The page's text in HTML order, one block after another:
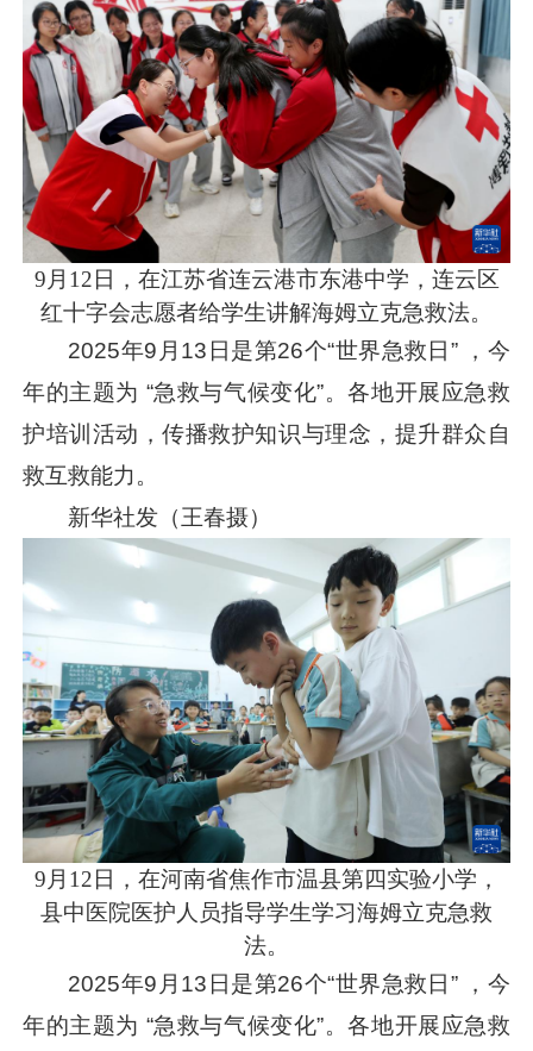
9月12日，在江苏省连云港市东港中学，连云区
红十字会志愿者给学生讲解海姆立克急救法。
2025年9月13日是第26个“世界急救日” ，今
年的主题为 “急救与气候变化”。各地开展应急救
护培训活动，传播救护知识与理念，提升群众自
救互救能力。
新华社发（王春摄）
9月12日，在河南省焦作市温县第四实验小学，
县中医院医护人员指导学生学习海姆立克急救
法。
2025年9月13日是第26个“世界急救日” ，今
年的主题为 “急救与气候变化”。各地开展应急救